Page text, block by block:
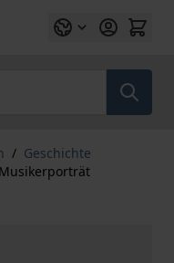
/ Geschichte